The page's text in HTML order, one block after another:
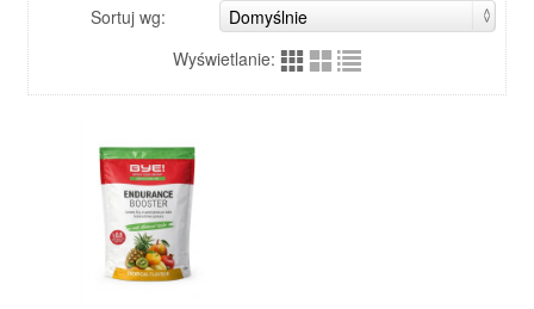
Sortuj wg:
Wyświetlanie: